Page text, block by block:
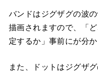
バンドはジグザグの波
描画されますので、「
定するか」事前にが分か
また、ドットはジグザ